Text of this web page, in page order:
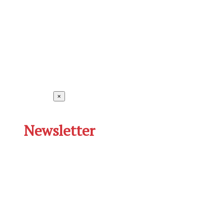
×
Newsletter